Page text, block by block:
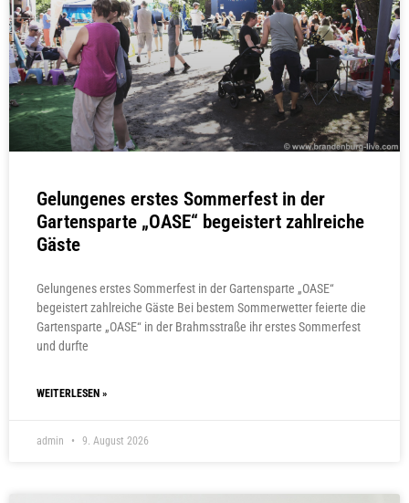
Gelungenes erstes Sommerfest in der
Gartensparte „OASE“ begeistert zahlreiche
Gäste
Gelungenes erstes Sommerfest in der Gartensparte „OASE“
begeistert zahlreiche Gäste Bei bestem Sommerwetter feierte die
Gartensparte „OASE“ in der Brahmsstraße ihr erstes Sommerfest
und durfte
WEITERLESEN »
admin 9. August 2026